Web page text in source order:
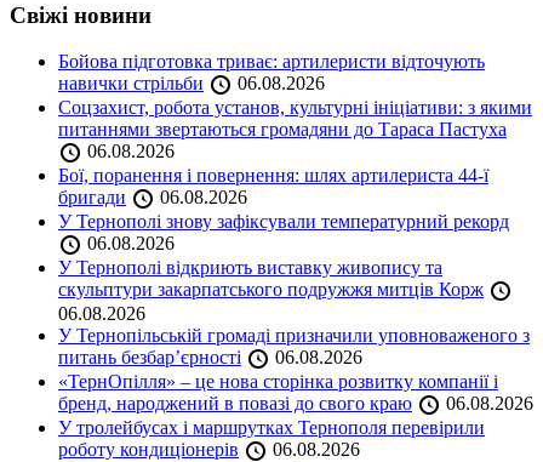
Свіжі новини
Бойова підготовка триває: артилеристи відточують
навички стрільби
06.08.2026
Соцзахист, робота установ, культурні ініціативи: з якими
питаннями звертаються громадяни до Тараса Пастуха
06.08.2026
Бої, поранення і повернення: шлях артилериста 44-ї
бригади
06.08.2026
У Тернополі знову зафіксували температурний рекорд
06.08.2026
У Тернополі відкриють виставку живопису та
скульптури закарпатського подружжя митців Корж
06.08.2026
У Тернопільській громаді призначили уповноваженого з
питань безбар’єрності
06.08.2026
«ТернОпілля» – це нова сторінка розвитку компанії і
бренд, народжений в повазі до свого краю
06.08.2026
У тролейбусах і маршрутках Тернополя перевірили
роботу кондиціонерів
06.08.2026